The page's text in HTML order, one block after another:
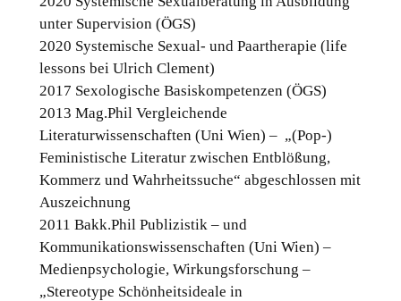
unter Supervision (ÖGS)
2020 Systemische Sexual- und Paartherapie (life
lessons bei Ulrich Clement)
2017 Sexologische Basiskompetenzen (ÖGS)
2013 Mag.Phil Vergleichende
Literaturwissenschaften (Uni Wien) –  „(Pop-)
Feministische Literatur zwischen Entblößung,
Kommerz und Wahrheitssuche“ abgeschlossen mit
Auszeichnung
2011 Bakk.Phil Publizistik – und
Kommunikationswissenschaften (Uni Wien) –
Medienpsychologie, Wirkungsforschung –
„Stereotype Schönheitsideale in